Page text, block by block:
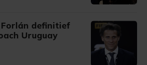
definitief
Uruguay